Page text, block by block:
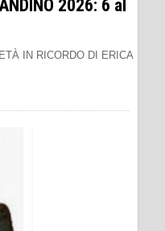
2026: 6 al
IN RICORDO DI ERICA